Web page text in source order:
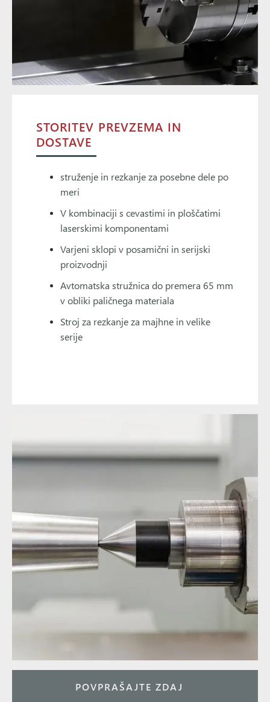
POVPRAŠAJTE ZDAJ
STORITEV PREVZEMA IN
DOSTAVE
struženje in rezkanje za posebne dele po
meri
V kombinaciji s cevastimi in ploščatimi
laserskimi komponentami
Varjeni sklopi v posamični in serijski
proizvodnji
Avtomatska stružnica do premera 65 mm
v obliki paličnega materiala
Stroj za rezkanje za majhne in velike
serije